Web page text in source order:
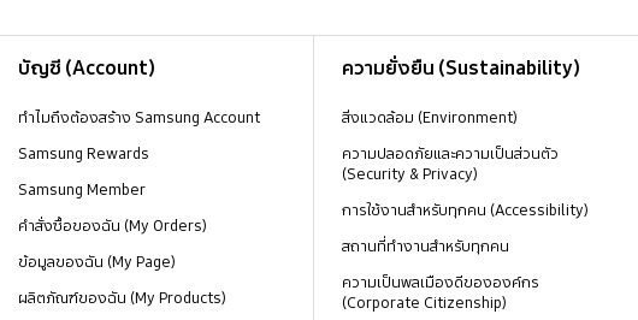
บัญชี (Account)
ทำไมถึงต้องสร้าง Samsung Account
Samsung Rewards
Samsung Member
คำสั่งซื้อของฉัน (My Orders)
ข้อมูลของฉัน (My Page)
ผลิตภัณฑ์ของฉัน (My Products)
ความยั่งยืน (Sustainability)
สิ่งแวดล้อม (Environment)
ความปลอดภัยและความเป็นส่วนตัว
(Security & Privacy)
การใช้งานสำหรับทุกคน (Accessibility)
สถานที่ทำงานสำหรับทุกคน
ความเป็นพลเมืองดีขององค์กร
(Corporate Citizenship)